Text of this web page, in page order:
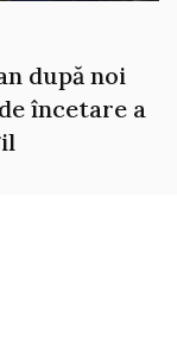
după noi
încetare a